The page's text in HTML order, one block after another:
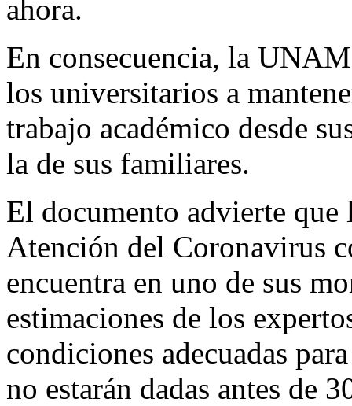
ahora.
En consecuencia, la
los universitarios a
trabajo académico desde
la de sus familiares.
El documento advierte
Atención del Coronavirus
encuentra en uno de sus
estimaciones de los
condiciones adecuadas
no estarán dadas antes de